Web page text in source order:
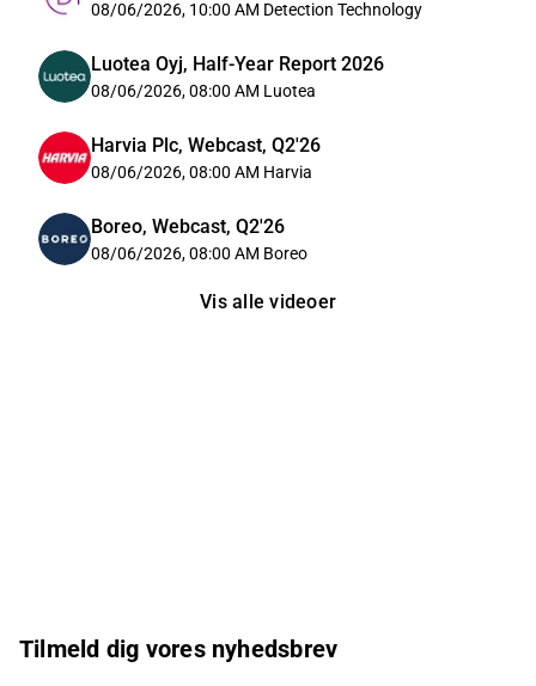
08/06/2026, 10:00 AM Detection Technology
Luotea Oyj, Half-Year Report 2026
08/06/2026, 08:00 AM Luotea
Harvia Plc, Webcast, Q2'26
08/06/2026, 08:00 AM Harvia
Boreo, Webcast, Q2'26
08/06/2026, 08:00 AM Boreo
Vis alle videoer
Tilmeld dig vores nyhedsbrev